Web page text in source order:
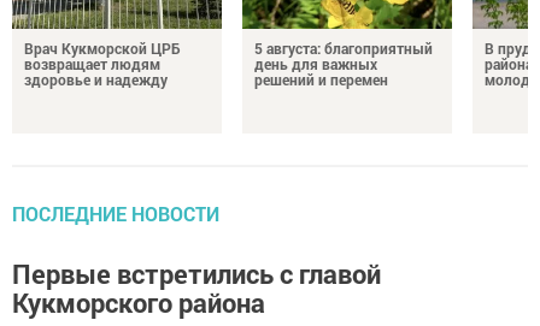
Врач Кукморской ЦРБ
возвращает людям
здоровье и надежду
5 августа: благоприятный
день для важных
решений и перемен
В
района
ПОСЛЕДНИЕ НОВОСТИ
Первые встретились с главой
Кукморского района